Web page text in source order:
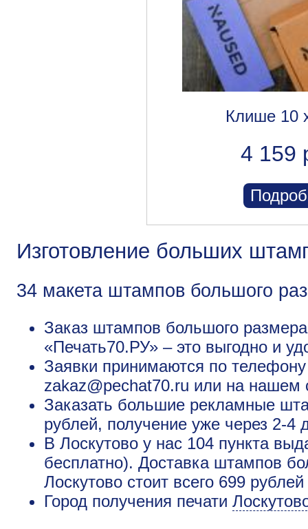
Клише 10
4 159
Изготовление больших
34 макета штампов большого
Заказ штампов большого
«Печать70.РУ» – это выгодно и
Заявки принимаются по
zakaz@pechat70.ru или на нашем
Заказать большие рекламные
рублей, получение уже через 2-4
В Лоскутово у нас 104 пункта
бесплатно). Доставка штампов
Лоскутово стоит всего 699
Город получения печати